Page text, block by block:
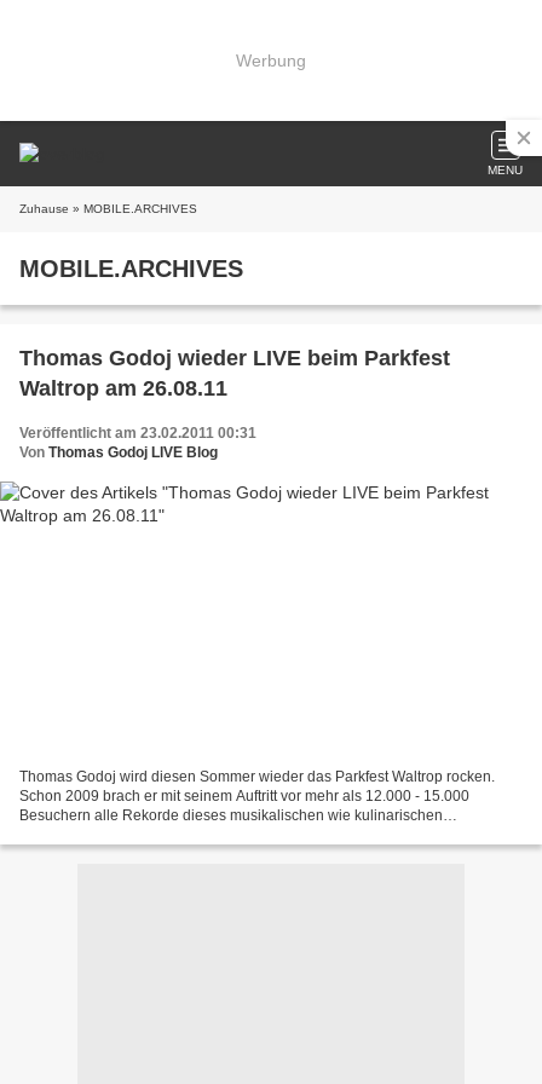
Werbung
MENU
Zuhause » MOBILE.ARCHIVES
MOBILE.ARCHIVES
Thomas Godoj wieder LIVE beim Parkfest
Waltrop am 26.08.11
Veröffentlicht am 23.02.2011 00:31
Von Thomas Godoj LIVE Blog
Thomas Godoj wird diesen Sommer wieder das Parkfest Waltrop rocken.
Schon 2009 brach er mit seinem Auftritt vor mehr als 12.000 - 15.000
Besuchern alle Rekorde dieses musikalischen wie kulinarischen